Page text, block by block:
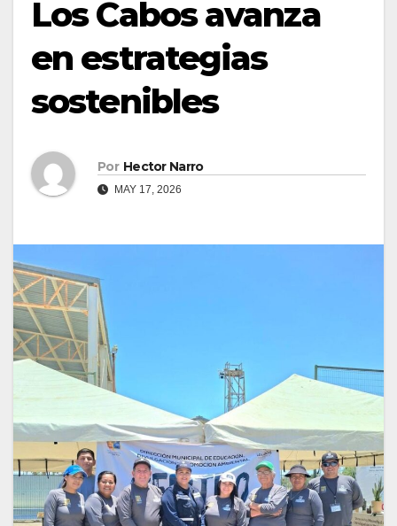
Los Cabos avanza
en estrategias
sostenibles
Por Hector Narro
MAY 17, 2026